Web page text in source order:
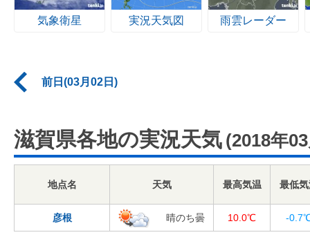
気象衛星 実況天気図 雨雲レーダー
前日(03月02日)
滋賀県各地の実況天気 (2018年
地点名 天気 最高気温 最低
彦根 晴のち曇 10.0℃ -